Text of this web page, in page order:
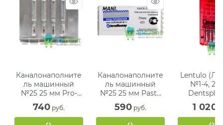
Каналонаполните
ль машинный
№25 25 мм Pro-
Endo Root Fillers
VDW (4 шт)
740 руб.
Каналонаполните
ль машинный
№25 25 мм Paste
Carriers Mani (4
шт) аналог
Лентуло №1
590 руб.
Lentulo
№1-4, 25
Dentsply,
внесения
в
(4 шт)
1 020